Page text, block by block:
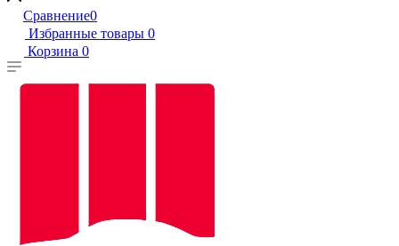
Сравнение0
Избранные товары 0
Корзина 0